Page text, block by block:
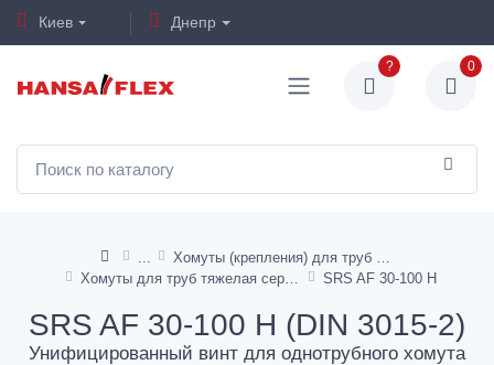
Киев Днепр
? 0
Хомуты для труб тяжелая серия
SRS AF 30-100 H
SRS AF 30-100 H (DIN 3015-2)
Унифицированный винт для однотрубного хомута